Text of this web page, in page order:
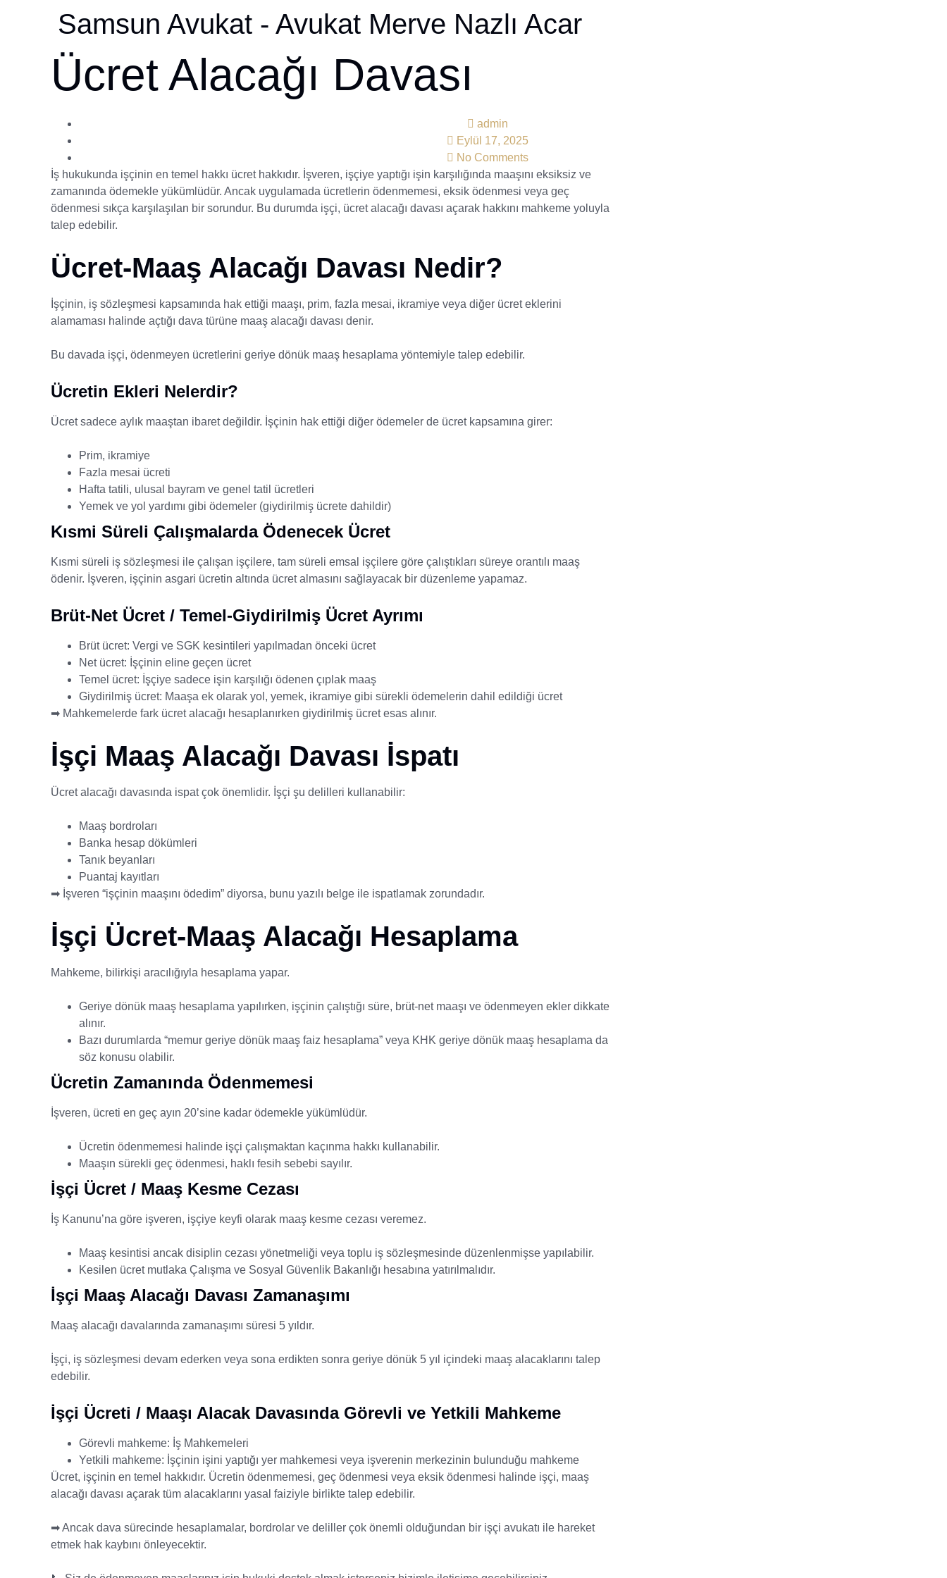
Samsun Avukat - Avukat Merve Nazlı Acar
Ücret Alacağı Davası
admin
Eylül 17, 2025
No Comments
İş hukukunda işçinin en temel hakkı ücret hakkıdır. İşveren, işçiye yaptığı işin karşılığında maaşını eksiksiz ve
zamanında ödemekle yükümlüdür. Ancak uygulamada ücretlerin ödenmemesi, eksik ödenmesi veya geç
ödenmesi sıkça karşılaşılan bir sorundur. Bu durumda işçi, ücret alacağı davası açarak hakkını mahkeme yoluyla
talep edebilir.
Ücret-Maaş Alacağı Davası Nedir?
İşçinin, iş sözleşmesi kapsamında hak ettiği maaşı, prim, fazla mesai, ikramiye veya diğer ücret eklerini
alamaması halinde açtığı dava türüne maaş alacağı davası denir.
Bu davada işçi, ödenmeyen ücretlerini geriye dönük maaş hesaplama yöntemiyle talep edebilir.
Ücretin Ekleri Nelerdir?
Ücret sadece aylık maaştan ibaret değildir. İşçinin hak ettiği diğer ödemeler de ücret kapsamına girer:
Prim, ikramiye
Fazla mesai ücreti
Hafta tatili, ulusal bayram ve genel tatil ücretleri
Yemek ve yol yardımı gibi ödemeler (giydirilmiş ücrete dahildir)
Kısmi Süreli Çalışmalarda Ödenecek Ücret
Kısmi süreli iş sözleşmesi ile çalışan işçilere, tam süreli emsal işçilere göre çalıştıkları süreye orantılı maaş
ödenir. İşveren, işçinin asgari ücretin altında ücret almasını sağlayacak bir düzenleme yapamaz.
Brüt-Net Ücret / Temel-Giydirilmiş Ücret Ayrımı
Brüt ücret: Vergi ve SGK kesintileri yapılmadan önceki ücret
Net ücret: İşçinin eline geçen ücret
Temel ücret: İşçiye sadece işin karşılığı ödenen çıplak maaş
Giydirilmiş ücret: Maaşa ek olarak yol, yemek, ikramiye gibi sürekli ödemelerin dahil edildiği ücret
➡ Mahkemelerde fark ücret alacağı hesaplanırken giydirilmiş ücret esas alınır.
İşçi Maaş Alacağı Davası İspatı
Ücret alacağı davasında ispat çok önemlidir. İşçi şu delilleri kullanabilir:
Maaş bordroları
Banka hesap dökümleri
Tanık beyanları
Puantaj kayıtları
➡ İşveren “işçinin maaşını ödedim” diyorsa, bunu yazılı belge ile ispatlamak zorundadır.
İşçi Ücret-Maaş Alacağı Hesaplama
Mahkeme, bilirkişi aracılığıyla hesaplama yapar.
Geriye dönük maaş hesaplama yapılırken, işçinin çalıştığı süre, brüt-net maaşı ve ödenmeyen ekler dikkate
alınır.
Bazı durumlarda “memur geriye dönük maaş faiz hesaplama” veya KHK geriye dönük maaş hesaplama da
söz konusu olabilir.
Ücretin Zamanında Ödenmemesi
İşveren, ücreti en geç ayın 20’sine kadar ödemekle yükümlüdür.
Ücretin ödenmemesi halinde işçi çalışmaktan kaçınma hakkı kullanabilir.
Maaşın sürekli geç ödenmesi, haklı fesih sebebi sayılır.
İşçi Ücret / Maaş Kesme Cezası
İş Kanunu’na göre işveren, işçiye keyfi olarak maaş kesme cezası veremez.
Maaş kesintisi ancak disiplin cezası yönetmeliği veya toplu iş sözleşmesinde düzenlenmişse yapılabilir.
Kesilen ücret mutlaka Çalışma ve Sosyal Güvenlik Bakanlığı hesabına yatırılmalıdır.
İşçi Maaş Alacağı Davası Zamanaşımı
Maaş alacağı davalarında zamanaşımı süresi 5 yıldır.
İşçi, iş sözleşmesi devam ederken veya sona erdikten sonra geriye dönük 5 yıl içindeki maaş alacaklarını talep
edebilir.
İşçi Ücreti / Maaşı Alacak Davasında Görevli ve Yetkili Mahkeme
Görevli mahkeme: İş Mahkemeleri
Yetkili mahkeme: İşçinin işini yaptığı yer mahkemesi veya işverenin merkezinin bulunduğu mahkeme
Ücret, işçinin en temel hakkıdır. Ücretin ödenmemesi, geç ödenmesi veya eksik ödenmesi halinde işçi, maaş
alacağı davası açarak tüm alacaklarını yasal faiziyle birlikte talep edebilir.
➡ Ancak dava sürecinde hesaplamalar, bordrolar ve deliller çok önemli olduğundan bir işçi avukatı ile hareket
etmek hak kaybını önleyecektir.